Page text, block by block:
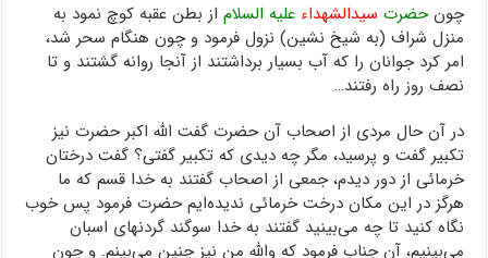
چونحضرت سیدالشهداء علیه السلام از بطن عقبه کوچ نمود به
منزل شراف (به شیخ نشین) نزول فرمود و چون هنگام سحر شد،
امر کرد جوانان را که آب بسیار برداشتند از آنجا روانه گشتند و تا
نصف روز راه رفتند…
در آن حال مردی از اصحاب آن حضرت گفت الله اکبر حضرت نیز
تکبیر گفت و پرسید، مگر چه دیدی که تکبیر گفتی؟ گفت درختان
خرمائی از دور دیدم، جمعی از اصحاب گفتند به خدا قسم که ما
هرگز در این مکان درخت خرمائی ندیده‌ایم حضرت فرمود پس خوب
نگاه کنید تا چه می‌بینید گفتند به خدا سوگند گردنهای اسبان
می‌بینیم، آن جناب فرمود که والله من نیز چنین می‌بینم. و چون